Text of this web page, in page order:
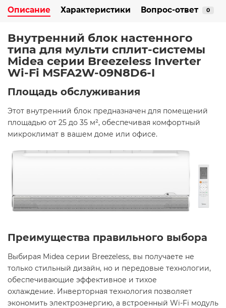
Описание Характеристики Вопрос-ответ 0
Внутренний блок настенного
типа для мульти сплит-системы
Midea серии Breezeless Inverter
Wi-Fi MSFA2W-09N8D6-I
Площадь обслуживания
Этот внутренний блок предназначен для помещений
площадью от 25 до 35 м², обеспечивая комфортный
микроклимат в вашем доме или офисе. ​
Преимущества правильного выбора
Выбирая Midea серии Breezeless, вы получаете не
только стильный дизайн, но и передовые технологии,
обеспечивающие эффективное и тихое
охлаждение. Инверторная технология позволяет
экономить электроэнергию, а встроенный Wi-Fi модуль